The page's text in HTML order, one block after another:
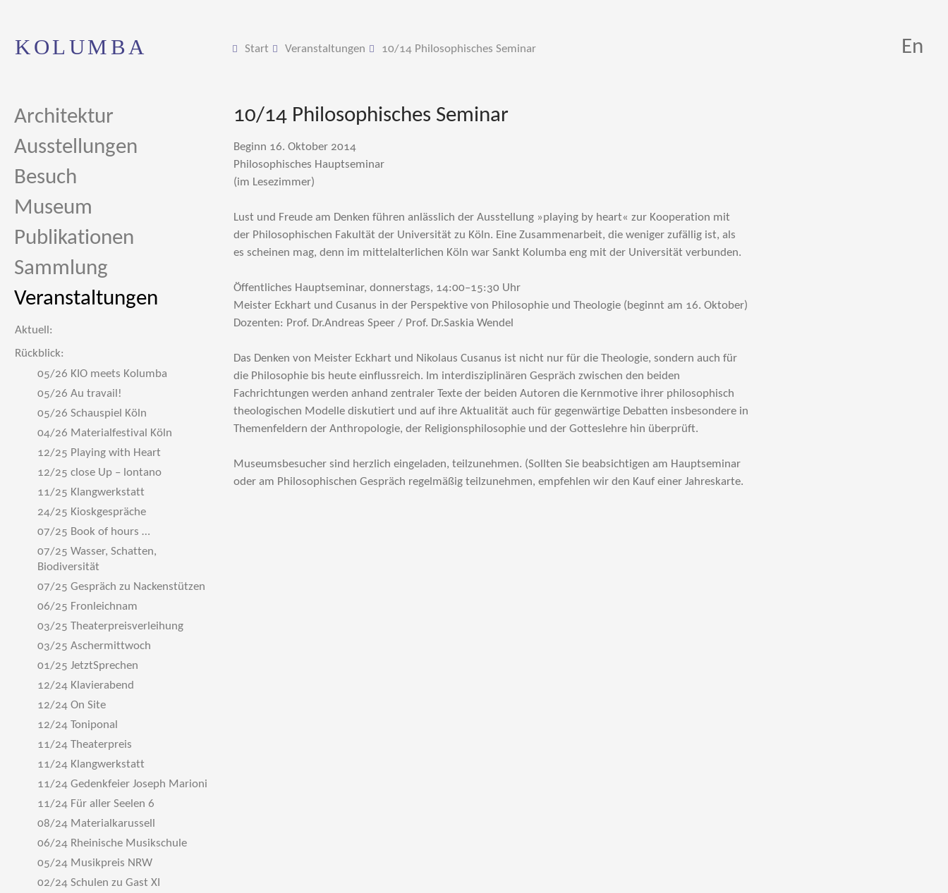
KOLUMBA Start Veranstaltungen 10/14 Philosophisches Seminar En
Architektur
Ausstellungen
Besuch
Museum
Publikationen
Sammlung
Veranstaltungen
Aktuell:
Rückblick:
05/26 KIO meets Kolumba
05/26 Au travail!
05/26 Schauspiel Köln
04/26 Materialfestival Köln
12/25 Playing with Heart
12/25 close Up – lontano
11/25 Klangwerkstatt
24/25 Kioskgespräche
07/25 Book of hours …
07/25 Wasser, Schatten,
Biodiversität
07/25 Gespräch zu Nackenstützen
06/25 Fronleichnam
03/25 Theaterpreisverleihung
03/25 Aschermittwoch
01/25 JetztSprechen
12/24 Klavierabend
12/24 On Site
12/24 Toniponal
11/24 Theaterpreis
11/24 Klangwerkstatt
11/24 Gedenkfeier Joseph Marioni
11/24 Für aller Seelen 6
08/24 Materialkarussell
06/24 Rheinische Musikschule
05/24 Musikpreis NRW
02/24 Schulen zu Gast XI
10/14 Philosophisches Seminar
Beginn 16. Oktober 2014
Philosophisches Hauptseminar
(im Lesezimmer)
Lust und Freude am Denken führen anlässlich der Ausstellung »playing by heart« zur Kooperation mit
der Philosophischen Fakultät der Universität zu Köln. Eine Zusammenarbeit, die weniger zufällig ist, als
es scheinen mag, denn im mittelalterlichen Köln war Sankt Kolumba eng mit der Universität verbunden.
Öffentliches Hauptseminar, donnerstags, 14:00–15:30 Uhr
Meister Eckhart und Cusanus in der Perspektive von Philosophie und Theologie (beginnt am 16. Oktober)
Dozenten: Prof. Dr.Andreas Speer / Prof. Dr.Saskia Wendel
Das Denken von Meister Eckhart und Nikolaus Cusanus ist nicht nur für die Theologie, sondern auch für
die Philo­so­phie bis heute einflussreich. Im interdisziplinären Gespräch zwischen den beiden
Fachrichtungen werden anhand zentraler Texte der beiden Autoren die Kernmotive ihrer philosophisch
theologischen Modelle diskutiert und auf ihre Aktua­lität auch für gegenwärtige Debatten insbesondere in
The­menfeldern der Anthropologie, der Religionsphiloso­phie und der Gotteslehre hin überprüft.
Museums­besu­cher sind herzlich eingeladen, teilzunehmen. (Sollten Sie beabsichtigen am Hauptseminar
oder am Philosophischen Gespräch regelmäßig teilzunehmen, empfehlen wir den Kauf einer Jahreskarte.